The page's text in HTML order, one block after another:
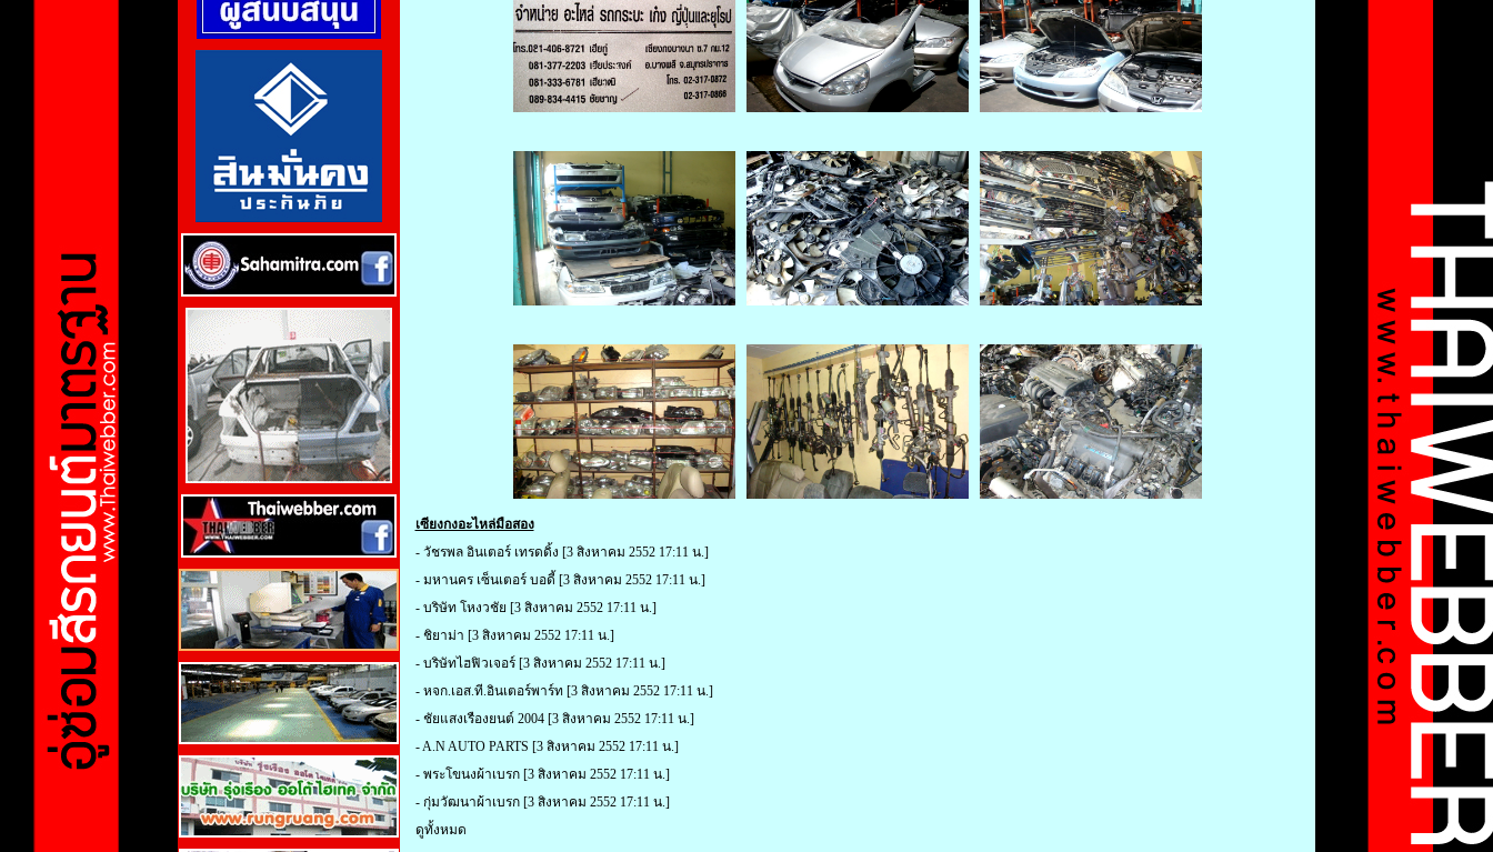
เซียงกงอะไหล่มือสอง
- วัชรพล อินเตอร์ เทรดดิ้ง [3 สิงหาคม 2552 17:11 น.]
- มหานคร เซ็นเตอร์ บอดี้ [3 สิงหาคม 2552 17:11 น.]
- บริษัท โหงวชัย [3 สิงหาคม 2552 17:11 น.]
- ชิยาม่า [3 สิงหาคม 2552 17:11 น.]
- บริษัทไฮฟิวเจอร์[3 สิงหาคม 2552 17:11 น.]
- หจก.เอส.ที.อินเตอร์พาร์ท[3 สิงหาคม 2552 17:11 น.]
- ชัยแสงเรืองยนต์ 2004[3 สิงหาคม 2552 17:11 น.]
-A.N AUTO PARTS [3 สิงหาคม 2552 17:11 น.]
- พระโขนงผ้าเบรก[3 สิงหาคม 2552 17:11 น.]
- กุ่มวัฒนาผ้าเบรก[3 สิงหาคม 2552 17:11 น.]
ดูทั้งหมด